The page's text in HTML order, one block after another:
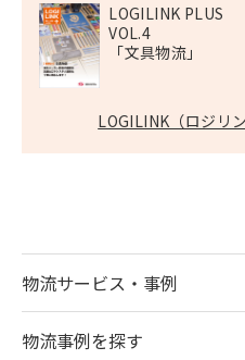
LOGILINK PLUS
VOL.4
「文具物流」
LOGILINK（ロジリ
物流サービス・事例
物流事例を探す